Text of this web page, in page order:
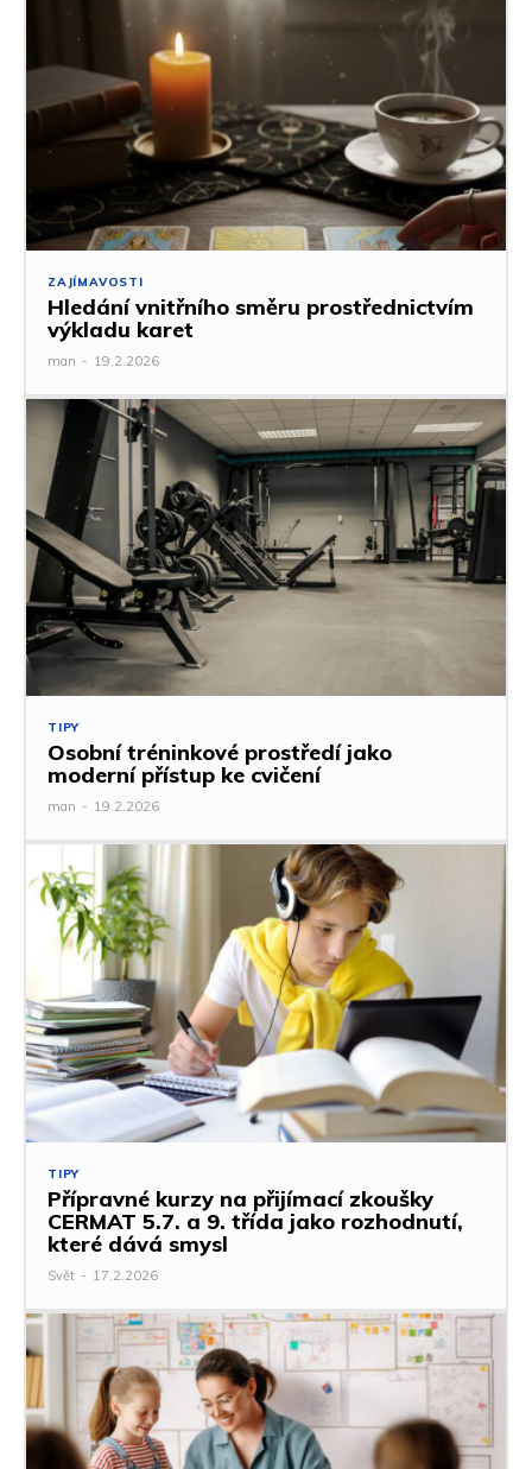
ZAJÍMAVOSTI
Hledání vnitřního směru prostřednictvím
výkladu karet
man - 19.2.2026
TIPY
Osobní tréninkové prostředí jako
moderní přístup ke cvičení
man - 19.2.2026
TIPY
Přípravné kurzy na přijímací zkoušky
CERMAT 5.7. a 9. třída jako rozhodnutí,
které dává smysl
Svět - 17.2.2026